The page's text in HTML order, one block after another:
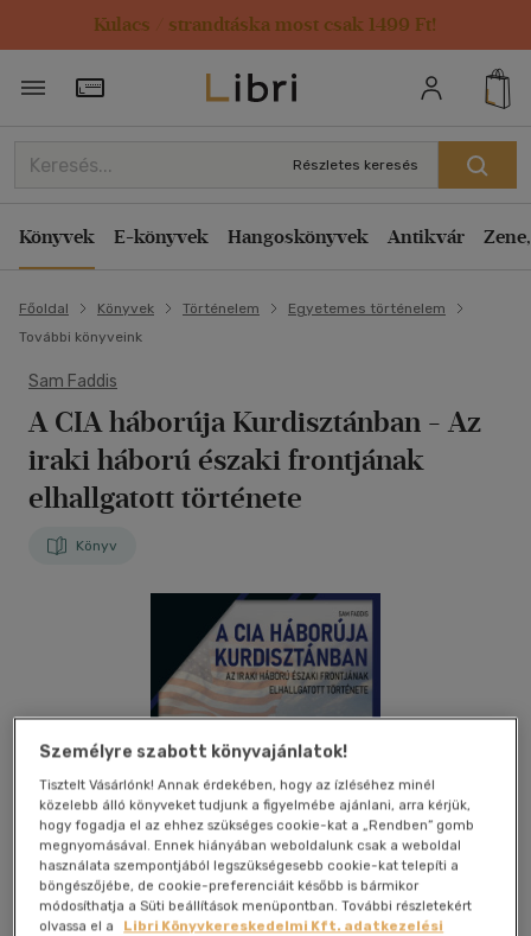
Kulacs / strandtáska most csak 1499 Ft!
Törzsvásárlói Kártya adatai
Részletes keresés
Könyvek E-könyvek Hangoskönyvek Antikvár
Főoldal Könyvek Történelem
Egyetemes történelem
További könyveink
Sam Faddis
A CIA háborúja Kurdisztánban - Az
iraki háború északi frontjának
elhallgatott története
Könyv
Személyre szabott könyvajánlatok!
Tisztelt Vásárlónk! Annak érdekében, hogy az ízléséhez minél
közelebb álló könyveket tudjunk a figyelmébe ajánlani, arra kérjük,
hogy fogadja el az ehhez szükséges cookie-kat a „Rendben” gomb
megnyomásával. Ennek hiányában weboldalunk csak a weboldal
használata szempontjából legszükségesebb cookie-kat telepíti a
böngészőjébe, de cookie-preferenciáit később is bármikor
módosíthatja a Süti beállítások menüpontban. További részletekért
olvassa el a
Libri Könyvkereskedelmi Kft. adatkezelési